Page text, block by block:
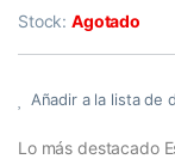
Stock:Agotado
Añadir a la lista de
Lo más destacado